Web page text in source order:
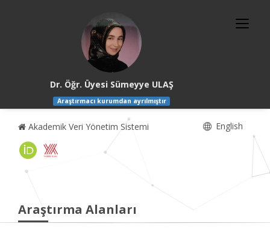
Dr. Öğr. Üyesi Sümeyye ULAŞ
Araştırmacı kurumdan ayrılmıştır
Akademik Veri Yönetim Sistemi English
Araştırma Alanları